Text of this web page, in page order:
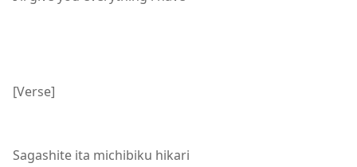
[Verse]
Sagashite ita michibiku hikari